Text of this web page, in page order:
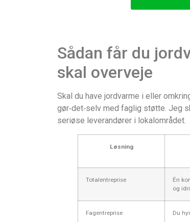
Sådan får du
skal overveje
Skal du have jordvarme i eller
gør‑det‑selv med faglig støtte. Jeg
seriøse leverandører i lokalområdet.
Løsning
Totalentreprise
Én
og
Fagentreprise Du